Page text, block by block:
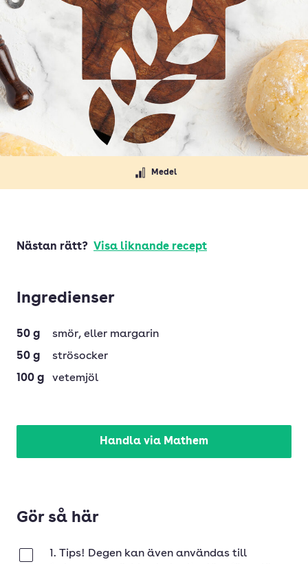
Medel
Nästan rätt? Visa liknande recept
Ingredienser
50 g smör, eller margarin
50 g
strösocker
100 g vetemjöl
Handla via Mathem
Gör så här
1. Tips! Degen kan även användas till